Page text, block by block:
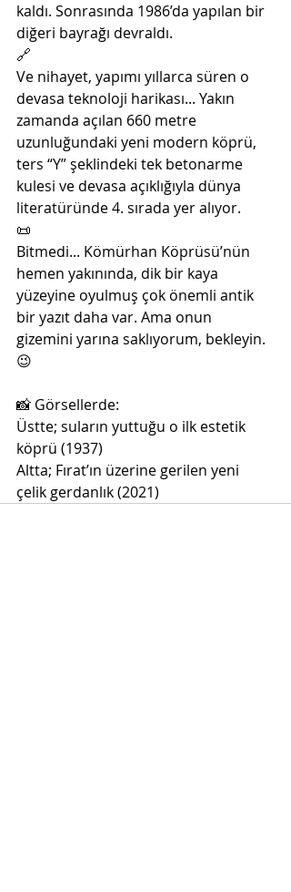
kaldı. Sonrasında 1986’da yapılan bir
diğeri bayrağı devraldı.
🔗
Ve nihayet, yapımı yıllarca süren o
devasa teknoloji harikası... Yakın
zamanda açılan 660 metre
uzunluğundaki yeni modern köprü,
ters “Y” şeklindeki tek betonarme
kulesi ve devasa açıklığıyla dünya
literatüründe 4. sırada yer alıyor.
📜
Bitmedi... Kömürhan Köprüsü’nün
hemen yakınında, dik bir kaya
yüzeyine oyulmuş çok önemli antik
bir yazıt daha var. Ama onun
gizemini yarına saklıyorum, bekleyin.
😉
📸 Görsellerde:
Üstte; suların yuttuğu o ilk estetik
köprü (1937)
Altta; Fırat’ın üzerine gerilen yeni
çelik gerdanlık (2021)